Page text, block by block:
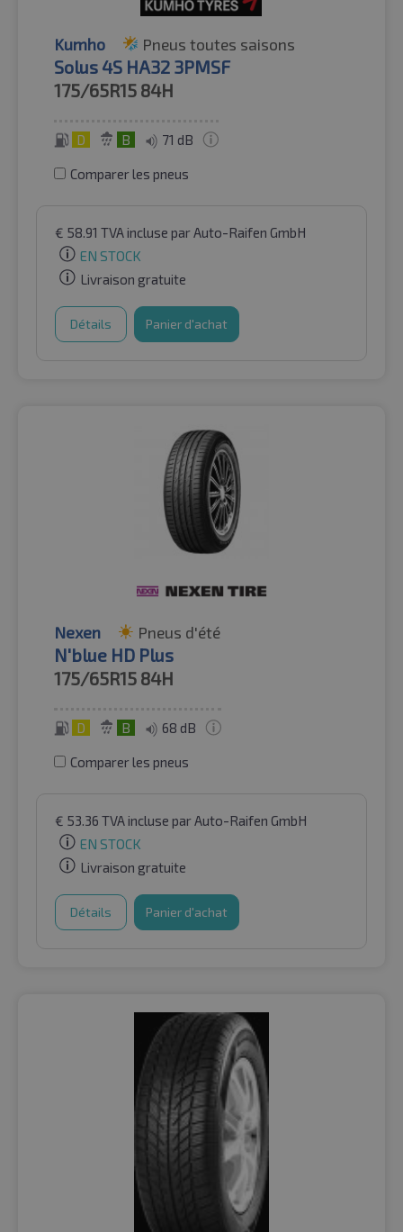
Kumho Pneus toutes saisons
Solus 4S HA32 3PMSF
175/65R15 84H
D B 71 dB
Comparer les pneus
€ 58.91 TVA incluse par Auto-Raifen GmbH
EN STOCK
Livraison gratuite
Détails Panier d'achat
Nexen Pneus d'été
N'blue HD Plus
175/65R15 84H
D B 68 dB
Comparer les pneus
€ 53.36 TVA incluse par Auto-Raifen GmbH
EN STOCK
Livraison gratuite
Détails Panier d'achat